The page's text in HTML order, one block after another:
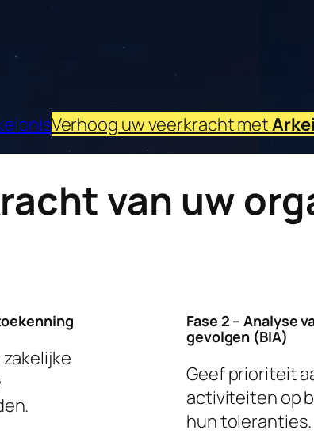
Verhoog uw veerkracht met
van uw
Fase 2 – Analyse
gevolgen (BIA)
Geef prioriteit
activiteiten op
hun toleranties.